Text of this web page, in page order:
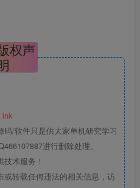
权声
/软件只是供大家单机研究学习
进行删除处理。
术服务！
转载任何违法的相关信息，访